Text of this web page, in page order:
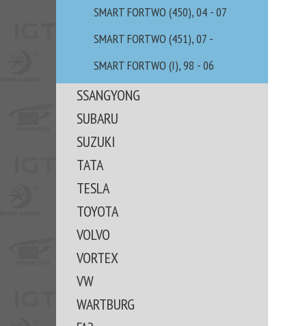
SMART FORTWO (450), 04 - 07
SMART FORTWO (451), 07 -
SMART FORTWO (I), 98 - 06
SSANGYONG
SUBARU
SUZUKI
TATA
TESLA
TOYOTA
VOLVO
VORTEX
VW
WARTBURG